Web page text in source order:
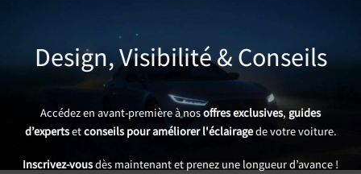
Design, Visibilité & Conseils
Accédez en avant-première à nosoffres exclusives, guides
d’expertsetconseils pour améliorer l'éclairagede votre voiture.
Inscrivez-vousdès maintenant et prenez une longueur d’avance !